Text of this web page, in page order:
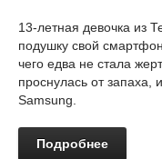
13-летная девочка из
подушку свой
чего едва не стала
проснулась от
Samsung.
Подробнее